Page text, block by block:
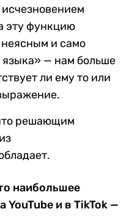
исчезновением
эту функцию
неясным и само
языка» — нам больше
ли ему то или
решающим
наибольшее
YouTube и в TikTok —